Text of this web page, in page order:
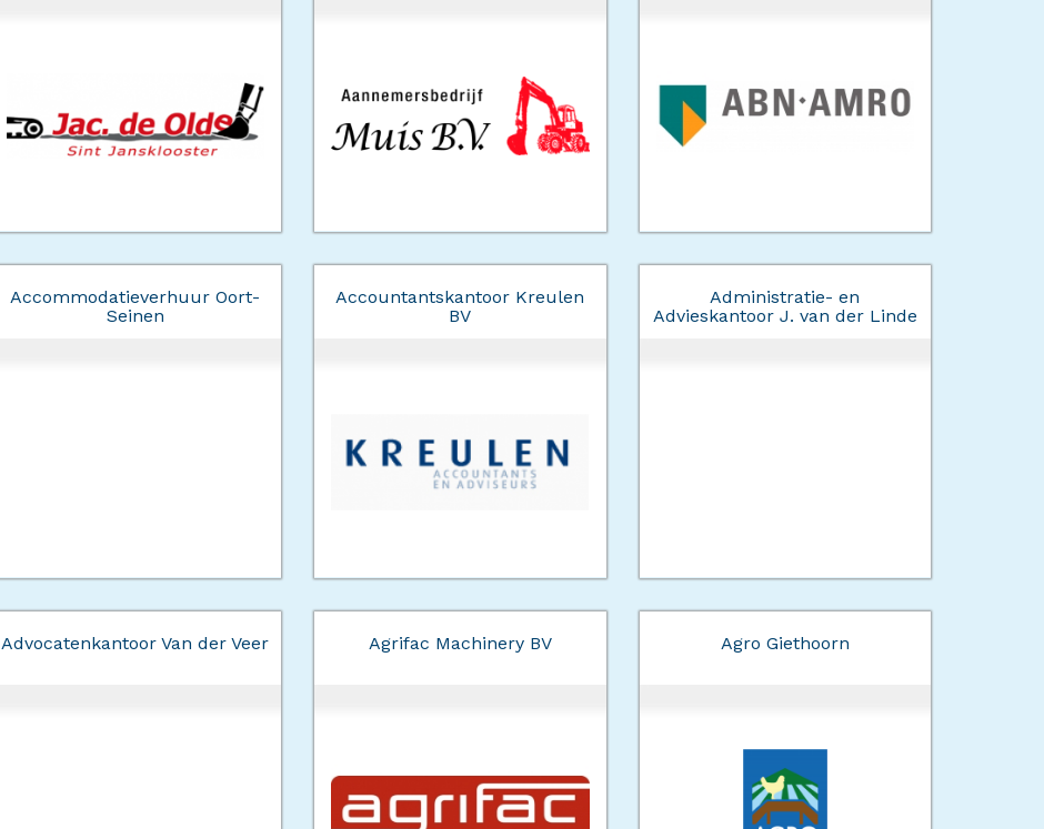
Accommodatieverhuur Oort-
Seinen
Accountantskantoor Kreulen
BV
Administratie- en
Advieskantoor J. van der Linde
Advocatenkantoor Van der Veer Agrifac Machinery BV Agro Giethoorn